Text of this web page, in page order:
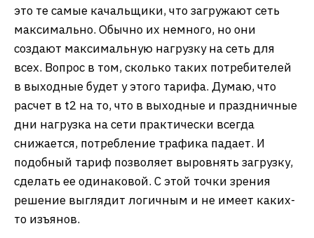
это те самые качальщики, что загружают сеть
максимально. Обычно их немного, но они
создают максимальную нагрузку на сеть для
всех. Вопрос в том, сколько таких потребителей
в выходные будет у этого тарифа. Думаю, что
расчет в t2 на то, что в выходные и праздничные
дни нагрузка на сети практически всегда
снижается, потребление трафика падает. И
подобный тариф позволяет выровнять загрузку,
сделать ее одинаковой. С этой точки зрения
решение выглядит логичным и не имеет каких-
то изъянов.